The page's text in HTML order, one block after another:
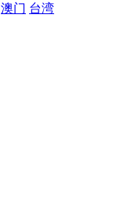
澳门 台湾